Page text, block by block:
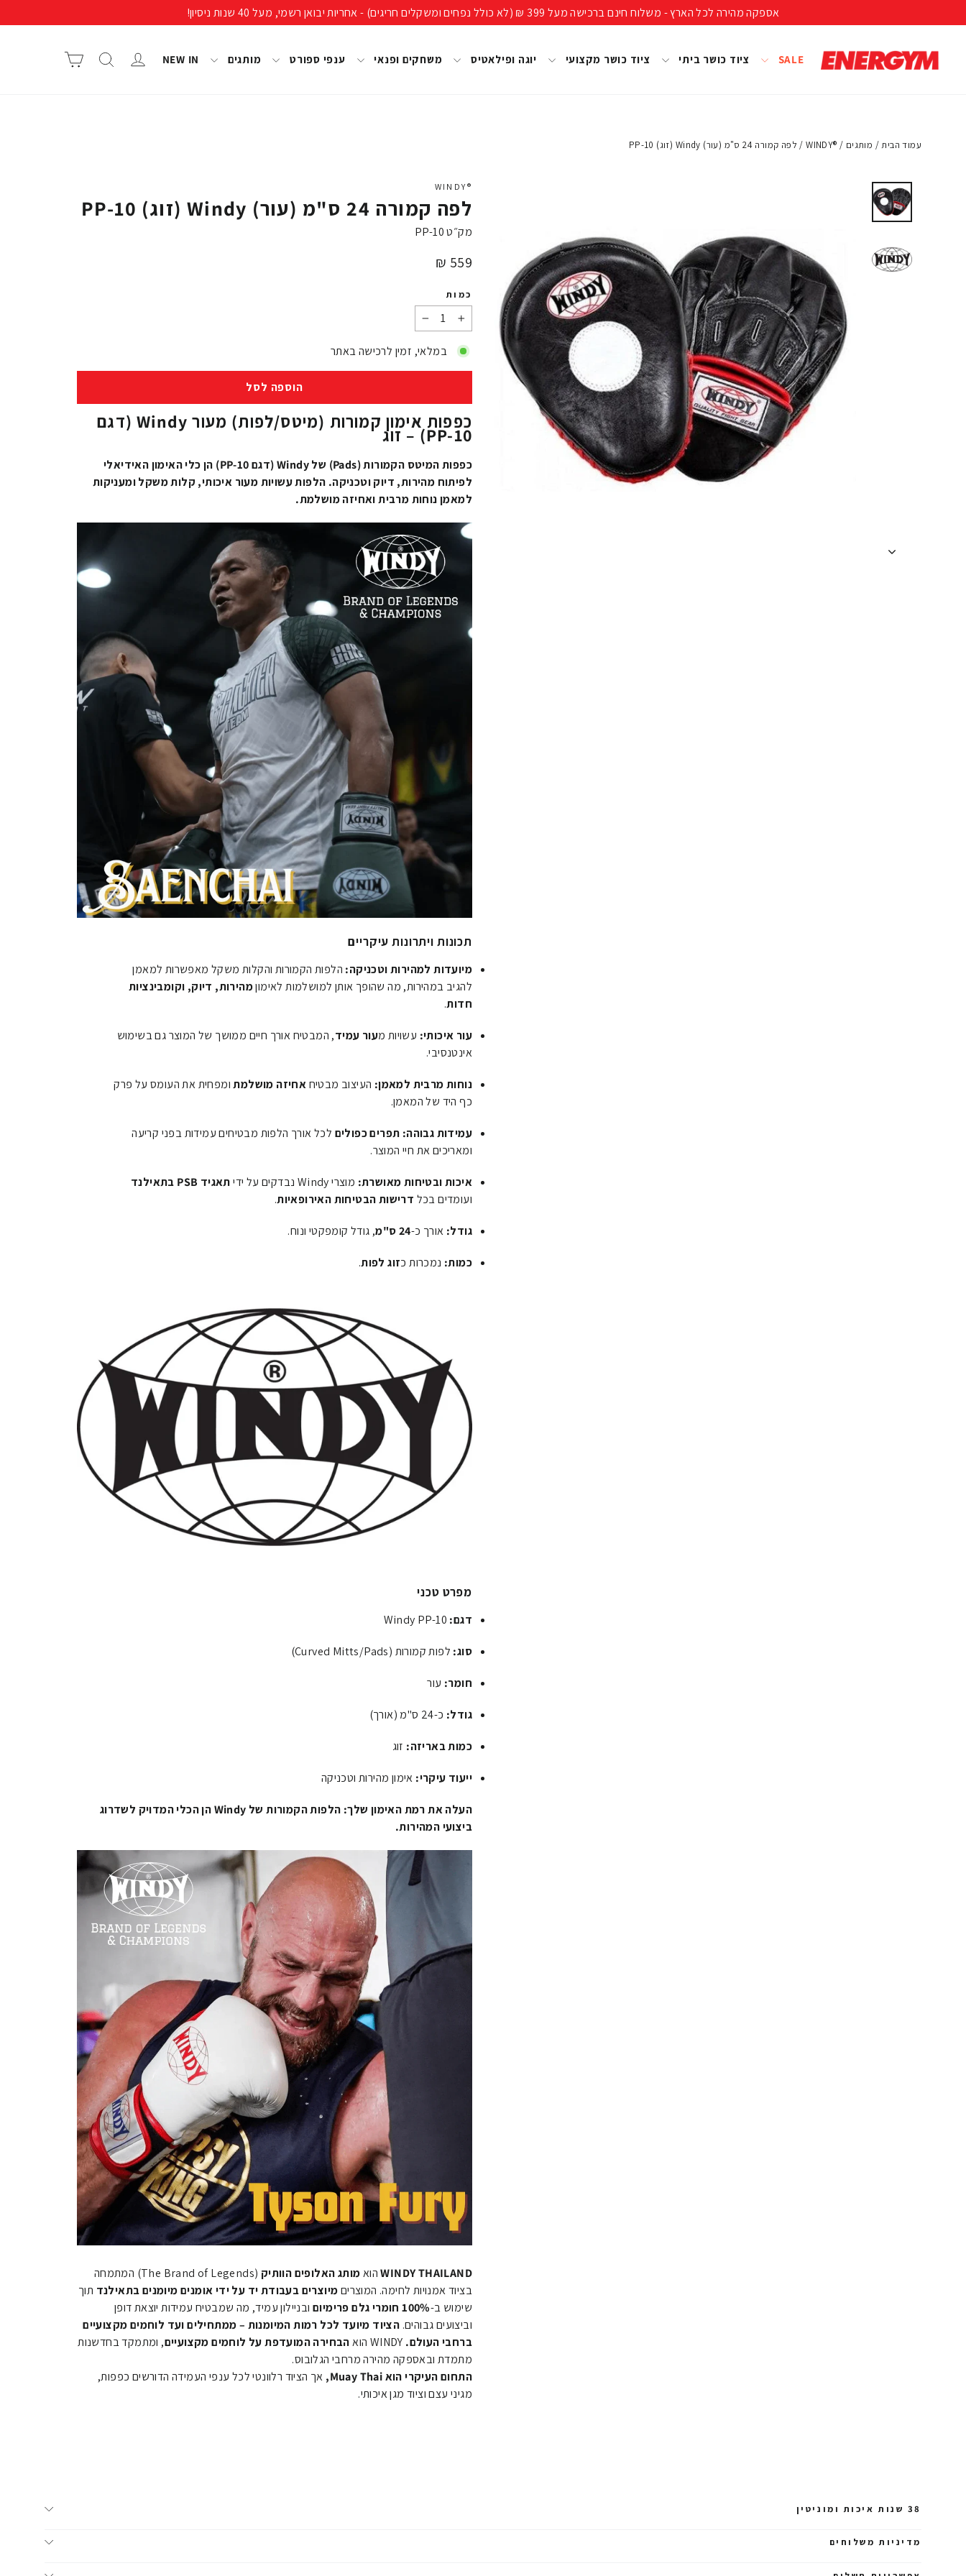
קריאה
אספקה מהירה לכל הארץ - משלוח חינם ברכישה מעל 399 ₪ (לא כולל נפחים ומשקלים חריגים) - אחריות יבואן רשמי, מעל 40 שנות ניסיון!
SALE ציוד כושר ביתי ציוד כושר מקצועי יוגה ופילאטיס משחקים ופנאי ענפי ספורט מותגים NEW IN התחבר/י חיפוש
עמוד הבית / מותגים /
®WINDY
/לפה קמורה 24 ס"מ (עור) Windy (זוג) PP-10
®WINDY
לפה קמורה 24 ס"מ (עור) Windy (זוג) PP-10
מק״טPP-10
מחיר
559 ₪
כמות
−
+
במלאי, זמין לרכישה באתר
הוספה לסל
כפפות אימון קמורות (מיטס/לפות) מעור Windy (דגם
PP-10) – זוג
כפפות המיטס הקמורות (Pads) של Windy (דגם PP-10) הן כלי האימון האידיאלי
לפיתוח מהירות, דיוק וטכניקה. הלפות עשויות מעור איכותי, קלות משקל ומעניקות
למאמן נוחות מרבית ואחיזה מושלמת.
תכונות ויתרונות עיקריים
מיועדות למהירות וטכניקה: הלפות הקמורות והקלות משקל מאפשרות למאמן
להגיב במהירות, מה שהופך אותן למושלמות לאימוןמהירות, דיוק, וקומבינציות
חדות.
עור איכותי: עשויות מעור עמיד, המבטיח אורך חיים ממושך של המוצר גם בשימוש
אינטנסיבי.
נוחות מרבית למאמן: העיצוב מבטיחאחיזה מושלמתומפחית את העומס על פרק
כף היד של המאמן.
עמידות גבוהה: תפרים כפולים לכל אורך הלפות מבטיחים עמידות בפני קריעה
ומאריכים את חיי המוצר.
איכות ובטיחות מאושרת: מוצרי Windy נבדקים על ידי
תאגיד PSB בתאילנד
ועומדים בכל דרישות הבטיחות האירופאיות.
גודל: אורך כ-24 ס"מ , גודל קומפקטי ונוח.
כמות: נמכרות כזוג לפות.
מפרט טכני
דגם:
סוג: לפות קמורות (Curved Mitts/Pads)
חומר: עור
גודל: כ-24 ס"מ (אורך)
כמות באריזה: זוג
ייעוד עיקרי: אימון מהירות וטכניקה
העלה את רמת האימון שלך: הלפות הקמורות של Windy הן הכלי המדויק לשדרוג
ביצועי המהירות.
WINDY THAILANDהואמותג האלופים הוותיק
(The Brand of Legends) המתמחה
בציוד אמנויות לחימה. המוצריםמיוצרים בעבודת יד על ידי אומנים מיומנים בתאילנד תוך
שימוש ב-100% חומרי גלם פרימיום
ובניילון עמיד, מה שמבטיח עמידות יוצאת דופן
וביצועים גבוהים. הציוד מיועד לכל רמות המיומנות – ממתחילים ועד לוחמים מקצועיים
ברחבי העולם.
הבחירה המועדפת על לוחמים מקצועיים, ומתמקד בחדשנות
מתמדת ובאספקה מהירה מרחבי הגלובוס.
התחום העיקרי הוא Muay Thai,
אך הציוד רלוונטי לכל ענפי העמידה הדורשים כפפות,
מגיני עצם וציוד מגן איכותי.
38 שנות איכות ומוניטין
מדיניות משלוחים